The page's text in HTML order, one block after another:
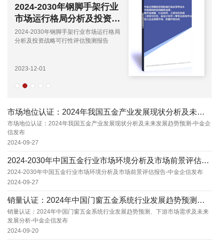
2024-2030年钢脚手架行业
市场运行格局分析及投资战
略可行性评估预测报告
2024-2030年钢脚手架行业市场运行格局
分析及投资战略可行性评估预测报告
2023-12-01
市场地位认证：2024年我国五金产业发展现状分析及未来发展趋势预测-中金企信发布
市场地位认证：2024年我国五金产业发展现状分析及未来发展趋势预测-中金企
信发布
2024-09-27
2024-2030年中国五金行业市场环境分析及市场前景评估报告-中金企信发布
2024-2030年中国五金行业市场环境分析及市场前景评估报告-中金企信发布
2024-09-27
销量认证：2024年中国门窗五金系统行业发展趋势预测、下游市场需求及未来发展分析-中金企信...
销量认证：2024年中国门窗五金系统行业发展趋势预测、下游市场需求及未来
发展分析-中金企信发布
2024-09-20